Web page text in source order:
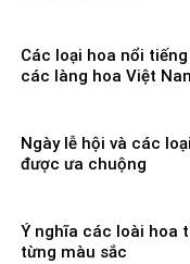
Các loại hoa nổi
các làng hoa Việt
Ngày lễ hội và các
được ưa chuộng
Ý nghĩa các loài hoa
từng màu sắc